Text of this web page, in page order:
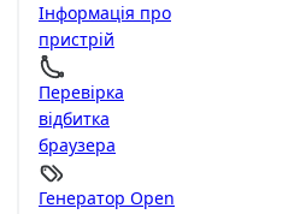
Інформація про
пристрій
Перевірка
відбитка
браузера
Генератор Open